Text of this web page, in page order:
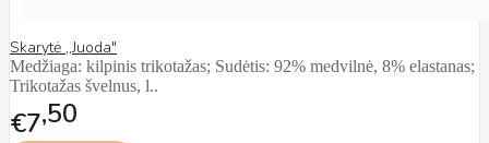
Skarytė ,,Juoda"
Medžiaga: kilpinis trikotažas; Sudėtis: 92% medvilnė, 8% elastanas;
Trikotažas švelnus, l..
€7 50